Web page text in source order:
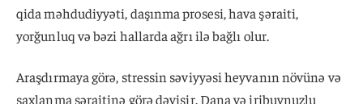
qida məhdudiyyəti, daşınma prosesi, hava şəraiti,
yorğunluq və bəzi hallarda ağrı ilə bağlı olur.
Araşdırmaya görə, stressin səviyyəsi heyvanın növünə və
saxlanma şəraitinə görə dəyişir. Dana və iribuynuzlu